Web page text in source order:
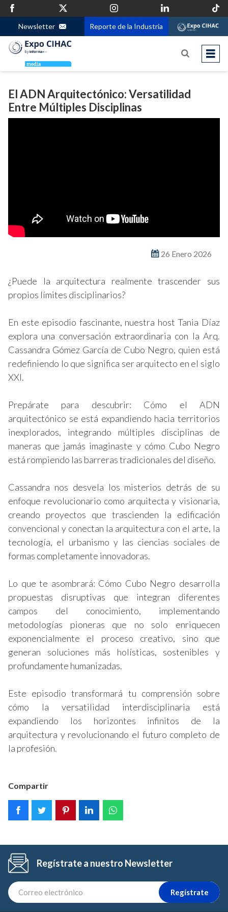
Newsletter Reporte de la Industria
El ADN Arquitectónico: Versatilidad
Entre Múltiples Disciplinas
26 Enero 2026
¿Puede la arquitectura realmente trascender sus
propios límites disciplinarios?
En este episodio fascinante, nuestra host Tania Díaz
explora una conversación extraordinaria con la Arq.
Cassandra Gómez García de Cubo Negro, quien está
redefiniendo lo que significa ser arquitecto en el siglo
XXI.
Prepárate para descubrir: Cómo el ADN
arquitectónico se está expandiendo hacia territorios
inexplorados, integrando múltiples disciplinas de
maneras que jamás imaginaste y cómo Cubo Negro
está rompiendo las barreras tradicionales del diseño.
Cassandra nos desvela los misterios detrás de su
enfoque revolucionario como arquitecta y visionaria,
creando proyectos que trascienden la edificación
convencional y conectan la arquitectura con el arte, la
tecnología, el urbanismo y las ciencias sociales de
formas completamente innovadoras.
Lo que te asombrará: Cómo Cubo Negro desarrolla
propuestas disruptivas que integran diferentes
campos del conocimiento, implementando
metodologías pioneras que no solo enriquecen
exponencialmente el proceso creativo, sino que
generan soluciones más holísticas, sostenibles y
profundamente humanizadas.
Este episodio transformará tu comprensión sobre
cómo la versatilidad interdisciplinaria está
expandiendo los horizontes infinitos de la
arquitectura y revolucionando el futuro completo de
la profesión.
Compartir
Regístrate a nuestro Newsletter
Regístrate